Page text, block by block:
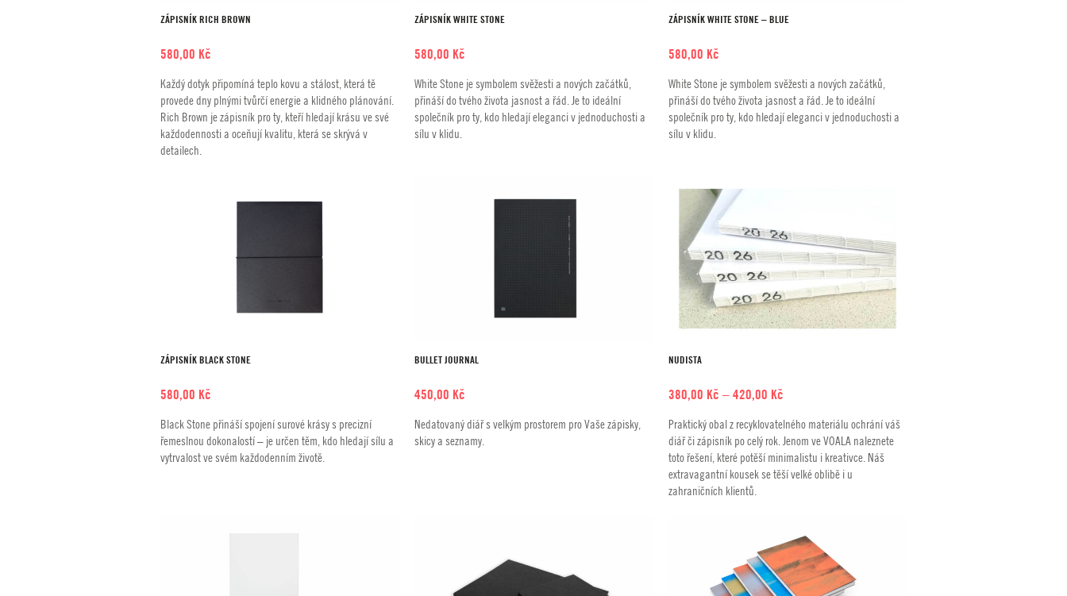
ZÁPISNÍK RICH BROWN
580,00 Kč
Každý dotyk připomíná teplo kovu a stálost, která tě
provede dny plnými tvůrčí energie a klidného plánování.
Rich Brown je zápisník pro ty, kteří hledají krásu ve své
každodennosti a oceňují kvalitu, která se skrývá v
detailech.
ZÁPISNÍK WHITE STONE
580,00 Kč
White Stone je symbolem svěžesti a nových začátků,
přináší do tvého života jasnost a řád. Je to ideální
společník pro ty, kdo hledají eleganci v jednoduchosti a
sílu v klidu.
ZÁPISNÍK WHITE STONE – BLUE
580,00 Kč
White Stone je symbolem svěžesti a nových začátků,
přináší do tvého života jasnost a řád. Je to ideální
společník pro ty, kdo hledají eleganci v jednoduchosti a
sílu v klidu.
ZÁPISNÍK BLACK STONE
580,00 Kč
Black Stone přináší spojení surové krásy s precizní
řemeslnou dokonalostí – je určen těm, kdo hledají sílu a
vytrvalost ve svém každodenním životě.
BULLET JOURNAL
450,00 Kč
Nedatovaný diář s velkým prostorem pro Vaše zápisky,
skicy a seznamy.
NUDISTA
380,00 Kč –420,00 KčRozpětí
380,00 Kč
až
420,00 Kč
Praktický obal z recyklovatelného materiálu ochrání váš
diář či zápisník po celý rok. Jenom ve VOALA naleznete
toto řešení, které potěší minimalistu i kreativce. Náš
extravagantní kousek se těší velké oblibě i u
zahraničních klientů.